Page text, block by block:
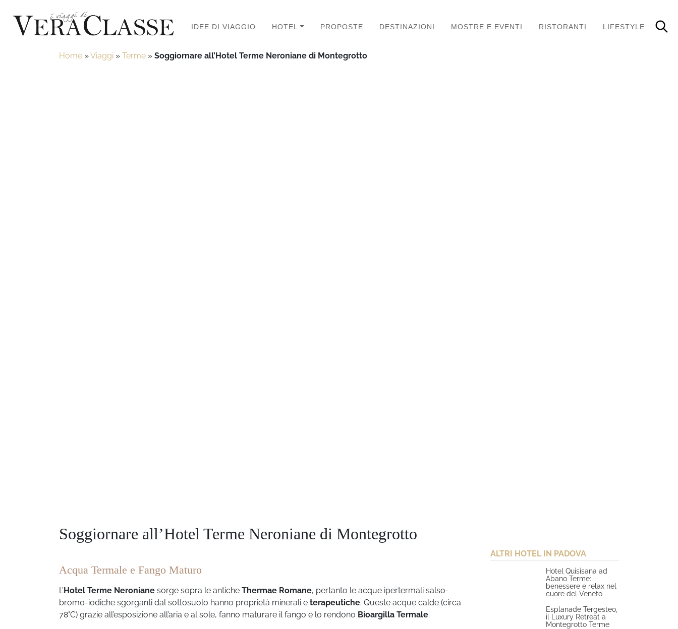
IDEE DI VIAGGIO HOTEL PROPOSTE DESTINAZIONI MOSTRE E EVENTI RISTORANTI LIFESTYLE
Home »Viaggi » Terme » Soggiornare all’Hotel Terme Neroniane di Montegrotto
Soggiornare all’Hotel Terme Neroniane di Montegrotto
Acqua Termale e Fango Maturo
L’Hotel Terme Neroniane sorge sopra le antiche Thermae Romane, pertanto le acque ipertermali salso-
bromo-iodiche sgorganti dal sottosuolo hanno proprietà minerali e terapeutiche. Queste acque calde (circa
78°C) grazie all’esposizione all’aria e al sole, fanno maturare il fango e lo rendono Bioargilla Termale.
ALTRI HOTEL IN PADOVA
Hotel Quisisana ad
Abano Terme:
benessere e relax nel
cuore del Veneto
Esplanade Tergesteo,
il Luxury Retreat a
Montegrotto Terme